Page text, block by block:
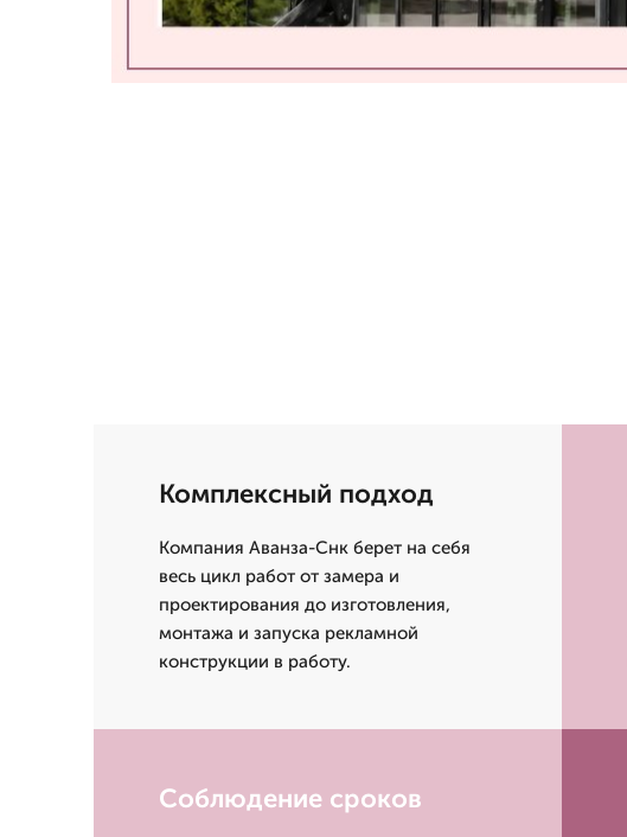
Комплексный подход
Компания Аванза-Снк берет на себя
весь цикл работ от замера и
проектирования до изготовления,
монтажа и запуска рекламной
конструкции в работу.
Соблюдение сроков